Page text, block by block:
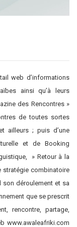
web d’informations
ainsi qu’à leurs
des Rencontres »
de toutes sortes
ailleurs ; puis d’une
et de Booking
» Retour à la
stratégie combinatoire
son déroulement et sa
que se prescrit
rencontre, partage,
www.awaleafriki.com